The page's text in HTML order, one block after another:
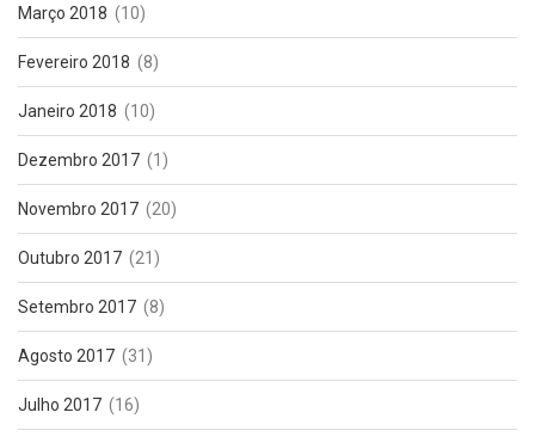
Março 2018 (10)
Fevereiro 2018 (8)
Janeiro 2018 (10)
Dezembro 2017 (1)
Novembro 2017 (20)
Outubro 2017 (21)
Setembro 2017 (8)
Agosto 2017 (31)
Julho 2017 (16)